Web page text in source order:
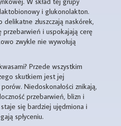
i glukonolakton.
złuszczają naskórek,
przebarwień i uspokajają cerę
zwykle nie wywołują
Przede wszystkim
skutkiem jest jej
Niedoskonałości znikają,
przebarwień, blizn i
się bardziej ujędrniona i
spłyceniu.